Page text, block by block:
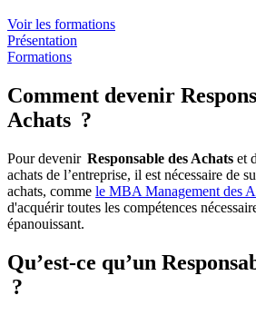
Voir les formations
Présentation
Formations
Comment devenir
Achats ?
Pour devenir Responsable des Achats et
achats de l’entreprise, il est nécessaire de
achats, comme le MBA Management des
d'acquérir toutes les compétences
épanouissant.
Qu’est-ce qu’un
?